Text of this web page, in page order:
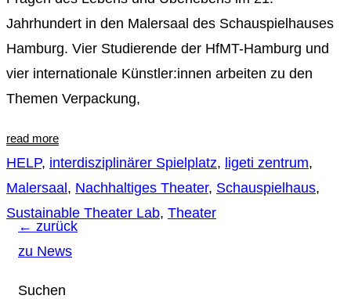
Jahrhundert in den Malersaal des Schauspielhauses
Hamburg. Vier Studierende der HfMT-Hamburg und
vier internationale Künstler:innen arbeiten zu den
Themen Verpackung,
read more
HELP, interdisziplinärer Spielplatz, ligeti zentrum,
Malersaal , Nachhaltiges Theater, Schauspielhaus,
Sustainable Theater Lab, Theater
← zurück
zu News
Suchen